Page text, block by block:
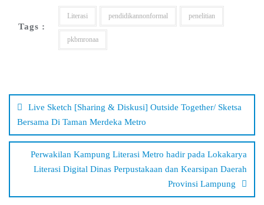
Tags :
Literasi pendidikannonformal penelitian
pkbmronaa
pos
Live Sketch [Sharing & Diskusi] Outside Together/ Sketsa
Bersama Di Taman Merdeka Metro
Perwakilan Kampung Literasi Metro hadir pada Lokakarya
Literasi Digital Dinas Perpustakaan dan Kearsipan Daerah
Provinsi Lampung